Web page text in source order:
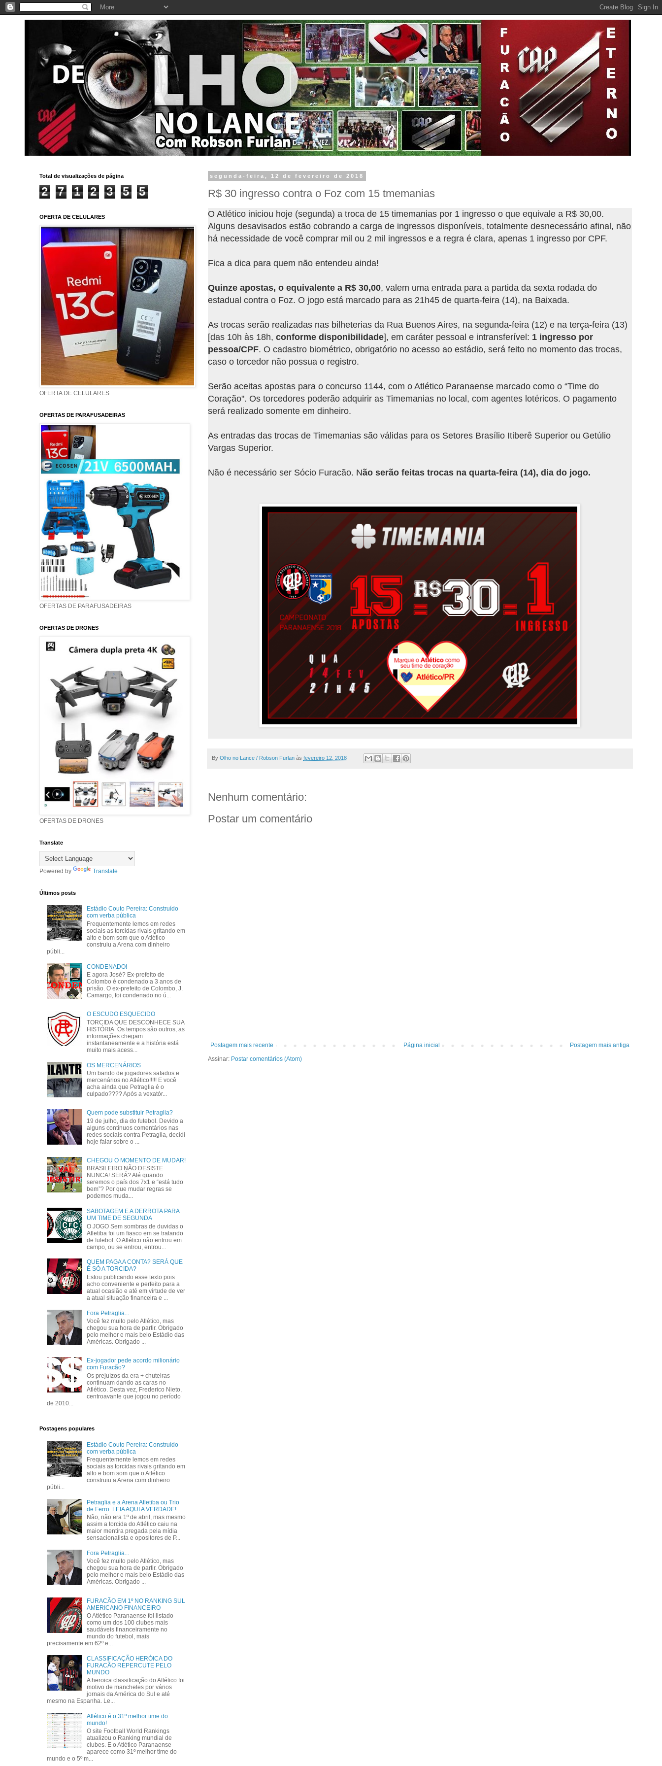
segunda-feira, 12 de fevereiro de 2018
R$ 30 ingresso contra o Foz com 15 tmemanias
O Atlético iniciou hoje (segunda) a troca de 15 timemanias por 1 ingresso o que equivale a R$ 30,00.
Alguns desavisados estão cobrando a carga de ingressos disponíveis, totalmente desnecessário afinal, não
há necessidade de você comprar mil ou 2 mil ingressos e a regra é clara, apenas 1 ingresso por CPF.
Fica a dica para quem não entendeu ainda!
Quinze apostas, o equivalente a R$ 30,00, valem uma entrada para a partida da sexta rodada do
estadual contra o Foz. O jogo está marcado para as 21h45 de quarta-feira (14), na Baixada.
As trocas serão realizadas nas bilheterias da Rua Buenos Aires, na segunda-feira (12) e na terça-feira (13)
[das 10h às 18h, conforme disponibilidade], em caráter pessoal e intransferível: 1 ingresso por
pessoa/CPF. O cadastro biométrico, obrigatório no acesso ao estádio, será feito no momento das trocas,
caso o torcedor não possua o registro.
Serão aceitas apostas para o concurso 1144, com o Atlético Paranaense marcado como o “Time do
Coração". Os torcedores poderão adquirir as Timemanias no local, com agentes lotéricos. O pagamento
será realizado somente em dinheiro.
As entradas das trocas de Timemanias são válidas para os Setores Brasílio Itiberê Superior ou Getúlio
Vargas Superior.
Não é necessário ser Sócio Furacão. Não serão feitas trocas na quarta-feira (14), dia do jogo.
By Olho no Lance / Robson Furlan às fevereiro 12, 2018
Nenhum comentário:
Postar um comentário
Postagem mais recente Postagem mais antiga
Página inicial
Assinar: Postar comentários (Atom)
Total de visualizações de página
2 7 1 2 3 5 5
OFERTA DE CELULARES
OFERTA DE CELULARES
OFERTAS DE PARAFUSADEIRAS
OFERTAS DE PARAFUSADEIRAS
OFERTAS DE DRONES
OFERTAS DE DRONES
Translate
Powered by Translate
Últimos posts
Estádio Couto Pereira: Construído
com verba pública
Frequentemente lemos em redes
sociais as torcidas rivais gritando em
alto e bom som que o Atlético
construiu a Arena com dinheiro
públi...
CONDENADO!
E agora José? Ex-prefeito de
Colombo é condenado a 3 anos de
prisão. O ex-prefeito de Colombo, J.
Camargo, foi condenado no ú...
O ESCUDO ESQUECIDO
TORCIDA QUE DESCONHECE SUA
HISTÓRIA Os tempos são outros, as
informações chegam
instantaneamente e a história está
muito mais acess...
OS MERCENÁRIOS
Um bando de jogadores safados e
mercenários no Atlético!!!!! E você
acha ainda que Petraglia é o
culpado???? Após a vexatór...
Quem pode substituir Petraglia?
19 de julho, dia do futebol. Devido a
alguns contínuos comentários nas
redes sociais contra Petraglia, decidi
hoje falar sobre o ...
CHEGOU O MOMENTO DE MUDAR!
BRASILEIRO NÃO DESISTE
NUNCA! SERÁ? Até quando
seremos o país dos 7x1 e “está tudo
bem”? Por que mudar regras se
podemos muda...
SABOTAGEM E A DERROTA PARA
UM TIME DE SEGUNDA
O JOGO Sem sombras de duvidas o
Atletiba foi um fiasco em se tratando
de futebol. O Atlético não entrou em
campo, ou se entrou, entrou...
QUEM PAGA A CONTA? SERÁ QUE
É SÓ A TORCIDA?
Estou publicando esse texto pois
acho conveniente e perfeito para a
atual ocasião e até em virtude de ver
a atual situação financeira e ...
Fora Petraglia...
Você fez muito pelo Atlético, mas
chegou sua hora de partir. Obrigado
pelo melhor e mais belo Estádio das
Américas. Obrigado ...
Ex-jogador pede acordo milionário
com Furacão?
Os prejuízos da era + chuteiras
continuam dando as caras no
Atlético. Desta vez, Frederico Nieto,
centroavante que jogou no período
de 2010...
Postagens populares
Estádio Couto Pereira: Construído
com verba pública
Frequentemente lemos em redes
sociais as torcidas rivais gritando em
alto e bom som que o Atlético
construiu a Arena com dinheiro
públi...
Petraglia e a Arena Atletiba ou Trio
de Ferro. LEIA AQUI A VERDADE!
Não, não era 1º de abril, mas mesmo
assim a torcida do Atlético caiu na
maior mentira pregada pela mídia
sensacionalista e opositores de P...
Fora Petraglia...
Você fez muito pelo Atlético, mas
chegou sua hora de partir. Obrigado
pelo melhor e mais belo Estádio das
Américas. Obrigado ...
FURACÃO EM 1º NO RANKING SUL
AMERICANO FINANCEIRO
O Atlético Paranaense foi listado
como um dos 100 clubes mais
saudáveis financeiramente no
mundo do futebol, mais
precisamente em 62º e...
CLASSIFICAÇÃO HERÓICA DO
FURACÃO REPERCUTE PELO
MUNDO
A heroica classificação do Atlético foi
motivo de manchetes por vários
jornais da América do Sul e até
mesmo na Espanha. Le...
Atlético é o 31º melhor time do
mundo!
O site Football World Rankings
atualizou o Ranking mundial de
clubes. E o Atlético Paranaense
aparece como 31º melhor time do
mundo e o 5º m...